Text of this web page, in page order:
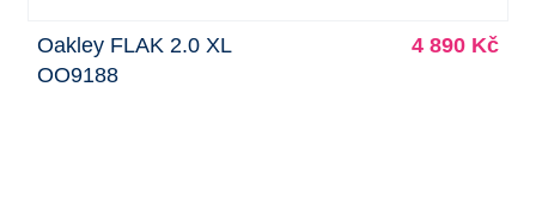
Oakley FLAK 2.0 XL
OO9188
4 890 Kč